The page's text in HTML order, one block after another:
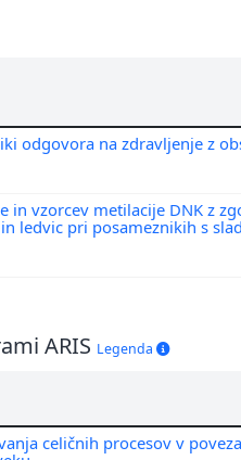
odgovora na zdravljenje z
in vzorcev metilacije DNK z
ledvic pri posameznikih s
ARIS Legenda
celičnih procesov v